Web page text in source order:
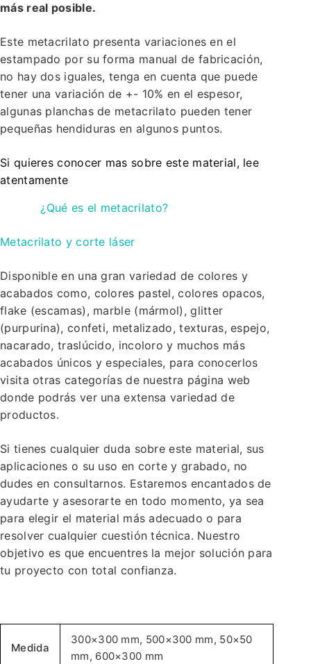
más real posible.
Este metacrilato presenta variaciones en el
estampado por su forma manual de fabricación,
no hay dos iguales, tenga en cuenta que puede
tener una variación de +- 10% en el espesor,
algunas planchas de metacrilato pueden tener
pequeñas hendiduras en algunos puntos.
Si quieres conocer mas sobre este material, lee
atentamente
¿Qué es el metacrilato?
Metacrilato y corte láser
Disponible en una gran variedad de colores y
acabados como, colores pastel, colores opacos,
flake (escamas), marble (mármol), glitter
(purpurina), confeti, metalizado, texturas, espejo,
nacarado, traslúcido, incoloro y muchos más
acabados únicos y especiales, para conocerlos
visita otras categorías de nuestra página web
donde podrás ver una extensa variedad de
productos.
Si tienes cualquier duda sobre este material, sus
aplicaciones o su uso en corte y grabado, no
dudes en consultarnos. Estaremos encantados de
ayudarte y asesorarte en todo momento, ya sea
para elegir el material más adecuado o para
resolver cualquier cuestión técnica. Nuestro
objetivo es que encuentres la mejor solución para
tu proyecto con total confianza.
Medida
300×300 mm, 500×300 mm, 50×50
mm, 600×300 mm